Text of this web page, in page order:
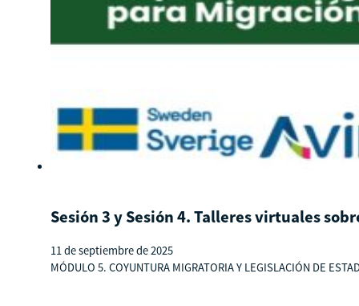
Sesión 3 y Sesión 4. Talleres virtuales
11 de septiembre de 2025
MÓDULO 5. COYUNTURA MIGRATORIA Y LEGISLACIÓN DE